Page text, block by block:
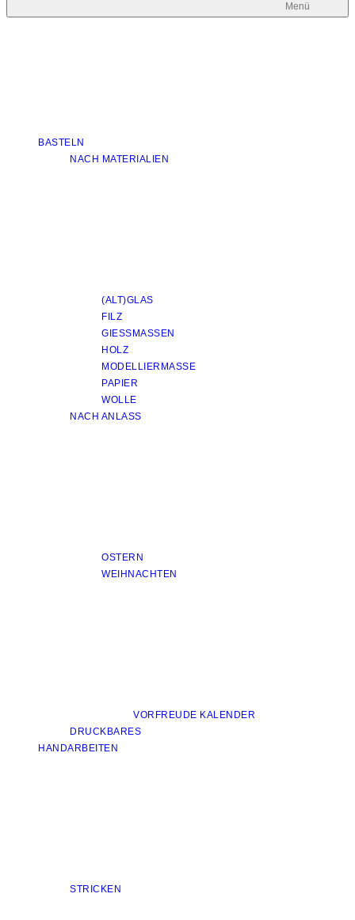
Menü
BASTELN
NACH MATERIALIEN
(ALT)GLAS
FILZ
GIESSMASSEN
HOLZ
MODELLIERMASSE
PAPIER
WOLLE
NACH ANLASS
OSTERN
WEIHNACHTEN
VORFREUDE KALENDER
DRUCKBARES
HANDARBEITEN
STRICKEN